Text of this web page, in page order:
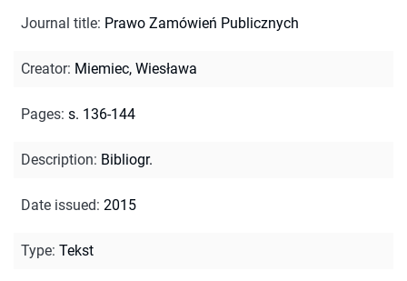
Journal title: Prawo Zamówień Publicznych
Creator: Miemiec, Wiesława
Pages: s. 136-144
Description: Bibliogr.
Date issued: 2015
Type: Tekst